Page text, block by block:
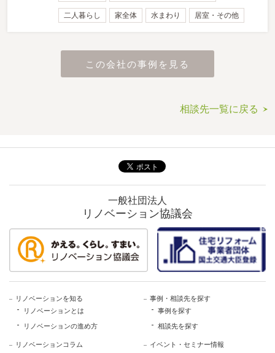
二人暮らし 家全体 水まわり 居室・その他
この会社の事例を見る
相談先一覧に戻る
一般社団法人
リノベーション協議会
リノベーションを知る
リノベーションとは
リノベーションの進め方
リノベーションコラム
事例・相談先を探す
事例を探す
相談先を探す
イベント・セミナー情報